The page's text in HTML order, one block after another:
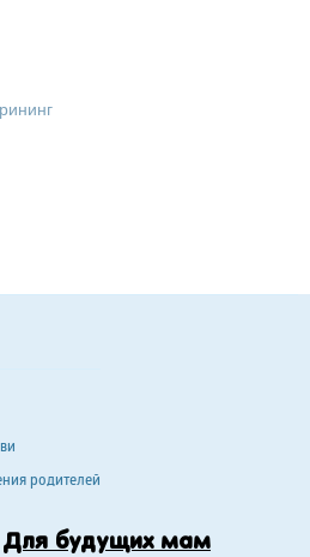
родителей
Для будущих мам